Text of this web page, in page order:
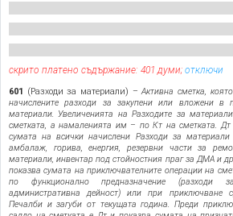
скрито платено съдържание: 401 думи; отключи
601 (Разходи за материали) –Активна сметка,
начислените разходи за закупени или вложени в
материали. Увеличенията на Разходите за
сметката, а намаленията им – по Кт на сметката. Дт
сумата на всички начислени Разходи за материали
амбалаж, горива, енергия, резервни части за
материали, инвентар под стойностния праг за ДМА и
показва сумата на приключвателните операции на
по функционално предназначение (разходи
административна дейност) или при приключване
Печалби и загуби от текущата година. Преди